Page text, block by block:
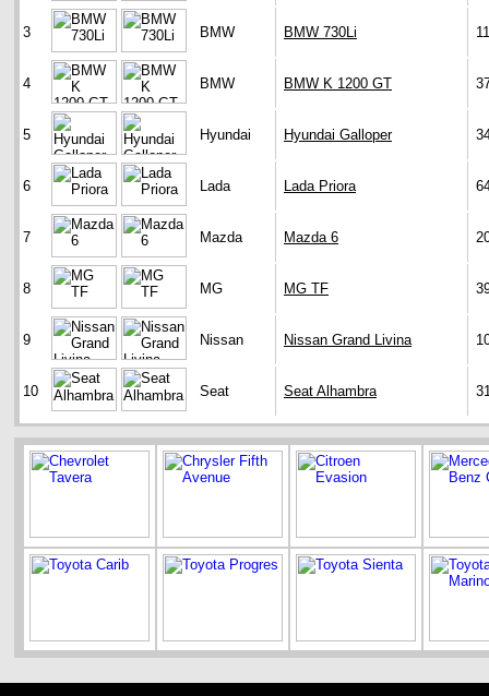
3 BMW BMW 730Li
4 BMW BMW K 1200 GT
5 Hyundai Hyundai Galloper
6 Lada Lada Priora
7 Mazda Mazda 6
8 MG MG TF
9 Nissan Nissan Grand Livina
10 Seat Seat Alhambra